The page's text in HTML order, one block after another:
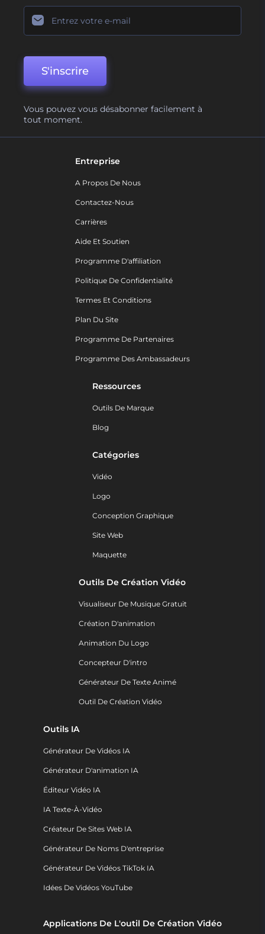
S'inscrire
Vous pouvez vous désabonner facilement à
tout moment.
Entreprise
A Propos De Nous
Contactez-Nous
Carrières
Aide Et Soutien
Programme D'affiliation
Politique De Confidentialité
Termes Et Conditions
Plan Du Site
Programme De Partenaires
Programme Des Ambassadeurs
Ressources
Outils De Marque
Blog
Catégories
Vidéo
Logo
Conception Graphique
Site Web
Maquette
Outils De Création Vidéo
Visualiseur De Musique Gratuit
Création D'animation
Animation Du Logo
Concepteur D'intro
Générateur De Texte Animé
Outil De Création Vidéo
Outils IA
Générateur De Vidéos IA
Générateur D'animation IA
Éditeur Vidéo IA
IA Texte-À-Vidéo
Créateur De Sites Web IA
Générateur De Noms D'entreprise
Générateur De Vidéos TikTok IA
Idées De Vidéos YouTube
Applications De L'outil De Création Vidéo